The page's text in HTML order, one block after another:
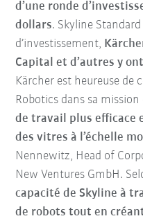
d’une ronde
dollars. Skyline
d’investissement,
Capital et d’autres y
Kärcher est heureuse de
Robotics dans sa
de travail plus efficace
des vitres à l’échelle
Nennewitz, Head of
New Ventures GmbH.
capacité de Skyline à
de robots tout en